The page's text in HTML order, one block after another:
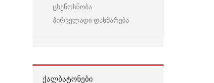
ცხენოსნობა
პირველადი დახმარება
ᲥᲐᲚᲑᲐᲢᲝᲜᲔᲑᲘ